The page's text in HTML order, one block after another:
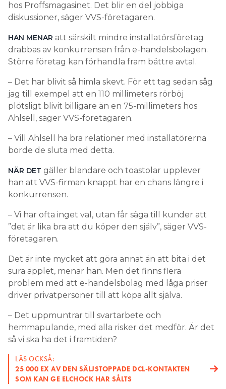
hos Proffsmagasinet. Det blir en del jobbiga
diskussioner, säger VVS-företagaren.
HAN MENAR att särskilt mindre installatörsföretag
drabbas av konkurrensen från e-handelsbolagen.
Större företag kan förhandla fram bättre avtal.
– Det har blivit så himla skevt. För ett tag sedan såg
jag till exempel att en 110 millimeters rörböj
plötsligt blivit billigare än en 75-millimeters hos
Ahlsell, säger VVS-företagaren.
– Vill Ahlsell ha bra relationer med installatörerna
borde de sluta med detta.
NÄR DET gäller blandare och toastolar upplever
han att VVS-firman knappt har en chans längre i
konkurrensen.
– Vi har ofta inget val, utan får säga till kunder att
”det är lika bra att du köper den själv”, säger VVS-
företagaren.
Det är inte mycket att göra annat än att bita i det
sura äpplet, menar han. Men det finns flera
problem med att e-handelsbolag med låga priser
driver privatpersoner till att köpa allt själva.
– Det uppmuntrar till svartarbete och
hemmapulande, med alla risker det medför. Är det
så vi ska ha det i framtiden?
LÄS OCKSÅ:
25 000 EX AV DEN SÄLJSTOPPADE DCL-KONTAKTEN
SOM KAN GE ELCHOCK HAR SÅLTS